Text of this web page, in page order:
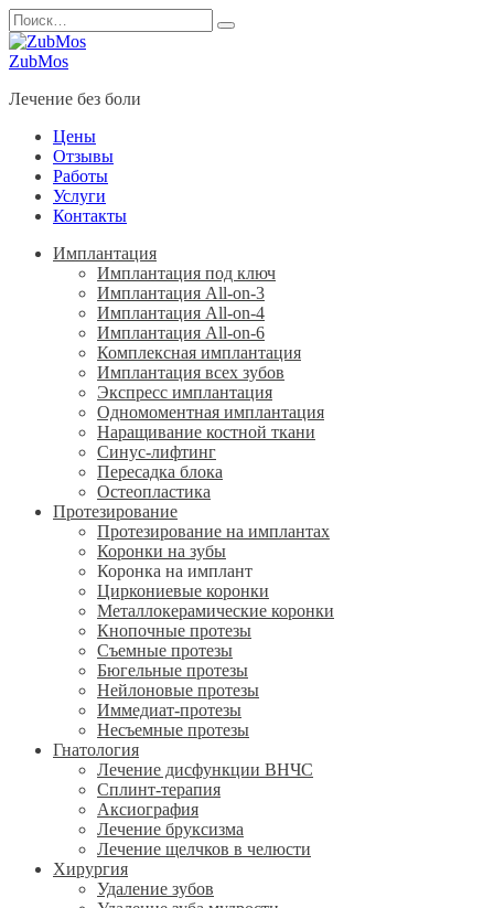
Перейти
к
содержанию
Search
for:
ZubMos
Лечение без боли
Цены
Отзывы
Работы
Услуги
Контакты
Имплантация
Имплантация под ключ
Имплантация All-on-3
Имплантация All-on-4
Имплантация All-on-6
Комплексная имплантация
Имплантация всех зубов
Экспресс имплантация
Одномоментная имплантация
Наращивание костной ткани
Синус-лифтинг
Пересадка блока
Остеопластика
Протезирование
Протезирование на имплантах
Коронки на зубы
Коронка на имплант
Циркониевые коронки
Металлокерамические коронки
Кнопочные протезы
Съемные протезы
Бюгельные протезы
Нейлоновые протезы
Иммедиат-протезы
Несъемные протезы
Гнатология
Лечение дисфункции ВНЧС
Сплинт-терапия
Аксиография
Лечение бруксизма
Лечение щелчков в челюсти
Хирургия
Удаление зубов